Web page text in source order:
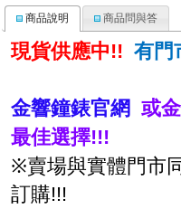
商品說明 商品問與答
現貨供應中!! 有門
金響鐘錶官網 或
最佳選擇!!!
※賣場與實體門市
訂購!!!